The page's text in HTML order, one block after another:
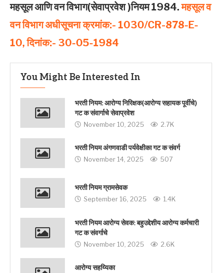
महसूल आणि वन विभाग(सेवाप्रवेश )नियम 1984.महसूल व
वन विभाग अधीसूचनाक्रमांक:- 1030/CR-878-E-
10, दिनांक:- 30-05-1984
You Might Be Interested In
भरती नियम: आरोग्य निरिक्षक(आरोग्य सहायक पूर्वीचे)
गट क संवार्गाचे सेवाप्रवेश
November 10, 2025 2.7K
भरती नियम अंगणवाडी पर्यवेक्षीका गट क संवर्ग
November 14, 2025 507
भरती नियम ग्रामसेवक
September 16, 2025 1.4K
भरती नियम आरोग्य सेवक: बहुउद्देशीय आरोग्य कर्मचारी
गट क संवर्गाचे
November 10, 2025 2.6K
आरोग्य सहय्यिका